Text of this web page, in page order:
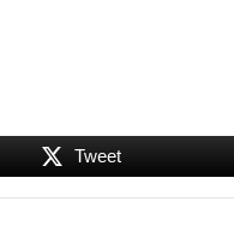
Tweet